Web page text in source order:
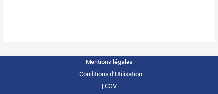
Mentions légales
Conditions d’Utilisation
CGV